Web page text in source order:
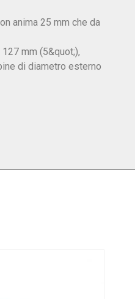
anima 25 mm che da
mm (5&quot;),
di diametro esterno